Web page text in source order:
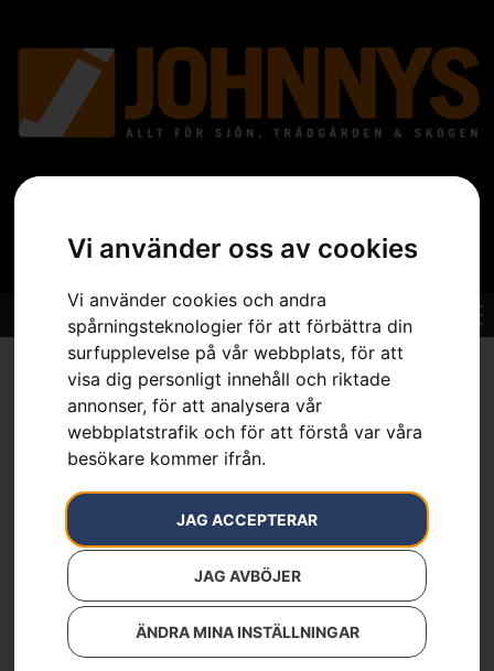
Vi använder oss av cookies
Vi använder cookies och andra
spårningsteknologier för att förbättra din
surfupplevelse på vår webbplats, för att
visa dig personligt innehåll och riktade
annonser, för att analysera vår
webbplatstrafik och för att förstå var våra
besökare kommer ifrån.
JAG ACCEPTERAR
JAG AVBÖJER
ÄNDRA MINA INSTÄLLNINGAR
»Sortiment»Skog »Skogsverktyg»Mätverktyg»